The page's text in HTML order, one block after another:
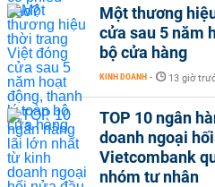
Một thương
cửa sau 5 năm
bộ cửa hàng
KINH DOANH - 13 giờ
TOP 10 ngân
doanh ngoại
Vietcombank
nhóm tư nhân